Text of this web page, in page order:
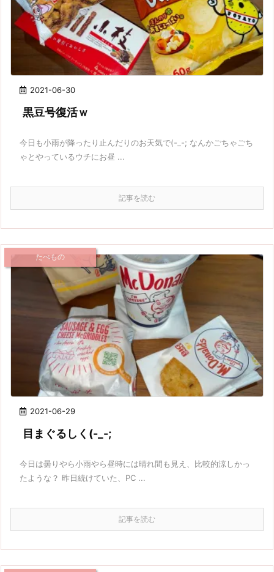
2021-06-30
黒豆号復活ｗ
今日も小雨が降ったり止んだりのお天気で(-_-; なんかごちゃごち
ゃとやっているウチにお昼 ...
記事を読む
2021-06-29
たべもの
目まぐるしく(-_-;
今日は曇りやら小雨やら昼時には晴れ間も見え、比較的涼しかっ
たような？ 昨日続けていた、PC ...
記事を読む